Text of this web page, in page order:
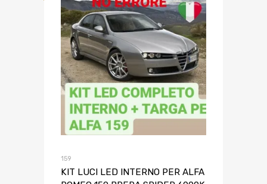
159
KIT LUCI LED INTERNO PER ALFA